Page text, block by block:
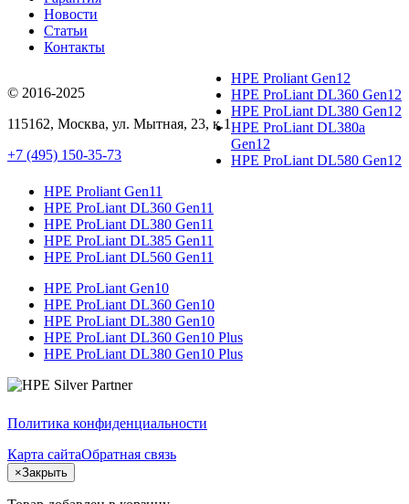
Новости
Статьи
Контакты
© 2016-2025
115162, Москва, ул. Мытная, 23, к.1
+7 (495) 150-35-73
HPE Proliant Gen12
HPE ProLiant DL360 Gen12
HPE ProLiant DL380 Gen12
HPE ProLiant DL380a
Gen12
HPE ProLiant DL580 Gen12
HPE Proliant Gen11
HPE ProLiant DL360 Gen11
HPE ProLiant DL380 Gen11
HPE ProLiant DL385 Gen11
HPE ProLiant DL560 Gen11
HPE ProLiant Gen10
HPE ProLiant DL360 Gen10
HPE ProLiant DL380 Gen10
HPE ProLiant DL360 Gen10 Plus
HPE ProLiant DL380 Gen10 Plus
Политика конфиденциальности
Карта сайтаОбратная связь
×Закрыть